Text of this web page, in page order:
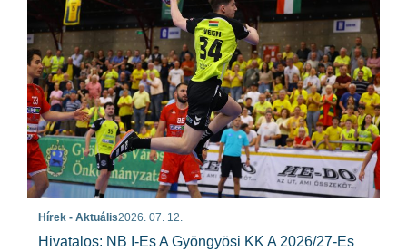
Hírek - Aktuális2026. 07. 12.
Hivatalos: NB I-Es A Gyöngyösi KK A 2026/27-Es